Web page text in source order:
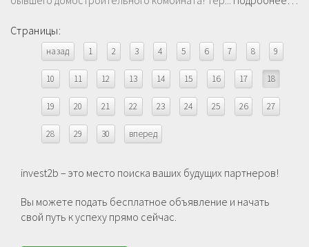
Страницы:
назад 1 2 3 4 5 6 7 8 9
10 11 12 13 14 15 16 17 18
19 20 21 22 23 24 25 26 27
28 29 30 вперед
invest2b – это место поиска ваших будущих партнеров!
Вы можете подать бесплатное объявление и начать
свой путь к успеху прямо сейчас.